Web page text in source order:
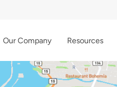
Our Company Resources